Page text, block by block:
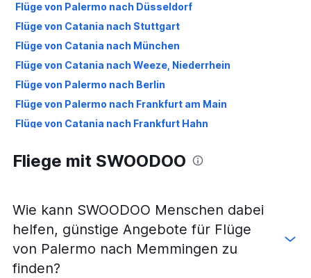
Flüge von Palermo nach Düsseldorf
Flüge von Catania nach Stuttgart
Flüge von Catania nach München
Flüge von Catania nach Weeze, Niederrhein
Flüge von Palermo nach Berlin
Flüge von Palermo nach Frankfurt am Main
Flüge von Catania nach Frankfurt Hahn
Flüge von Palermo nach Weeze, Niederrhein
Flüge von Catania nach Memmingen
Flüge von Lamezia Terme nach München
Fliege mit SWOODOO
Wie kann SWOODOO Menschen dabei
helfen, günstige Angebote für Flüge
von Palermo nach Memmingen zu
finden?